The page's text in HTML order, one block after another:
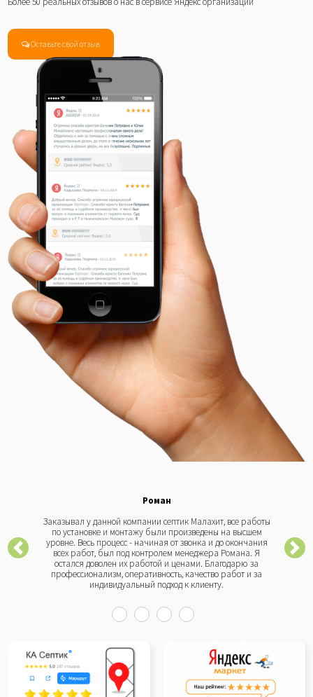
Оставьте свой отзыв
Роман
Заказывал у данной компании септик Малахит, все работы
по установке и монтажу были произведены на высшем
уровне. Весь процесс - начиная от звонка и до окончания
всех работ, был под контролем менеджера Романа. Я
остался доволен их работой и ценами. Благодарю за
профессионализм, оперативность, качество работ и за
индивидуальный подход к клиенту.